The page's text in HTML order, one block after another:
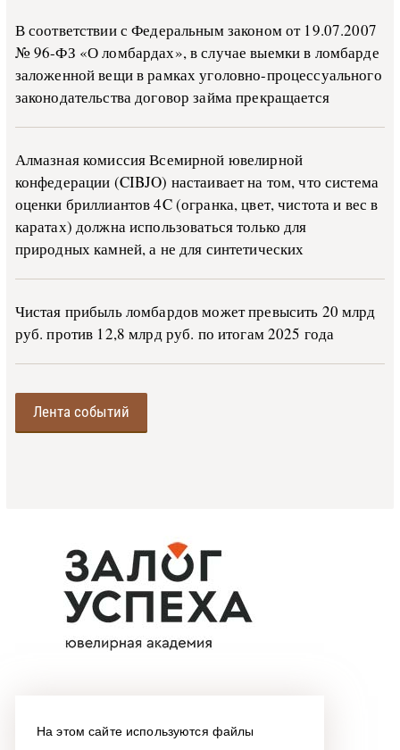
На этом сайте используются файлы
В со­о­т­вет­ствии с Фе­де­раль­ным за­ко­ном от 19.07.2007
№ 96-ФЗ «О ло­м­бар­дах», в слу­чае вы­е­м­ки в ло­м­бар­де
за­ло­жен­ной ве­щи в ра­м­ках уго­ло­в­но-­про­цес­су­аль­но­го
за­ко­но­да­тель­ства до­го­вор зай­ма пре­кра­ща­ет­ся
Алмазная комиссия Всемирной ювелирной
конфедерации (CIBJO) настаивает на том, что система
оценки бриллиантов 4C (огранка, цвет, чистота и вес в
каратах) должна использоваться только для
природных камней, а не для синтетических
Чистая прибыль ломбардов может превысить 20 млрд
руб. против 12,8 млрд руб. по итогам 2025 года
Лента событий